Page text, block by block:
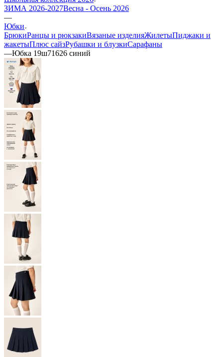
ЗИМА 2026-2027Весна - Осень 2026
—
Юбки
БрюкиРанцы и рюкзакиВязаные изделияЖилетыПиджаки и
жакетыПлюс сайзРубашки и блузкиСарафаны
—Юбка 19ш71626 синий